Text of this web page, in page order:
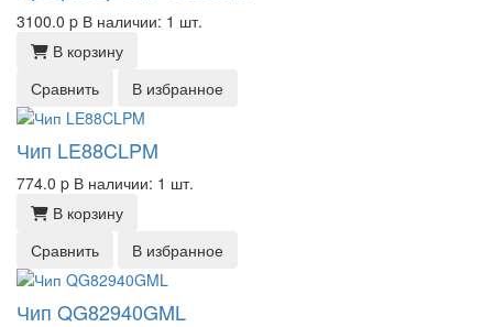
3100.0 p В наличии: 1 шт.
В корзину
Сравнить
В избранное
Чип LE88CLPM
774.0 p В наличии: 1 шт.
В корзину
Сравнить
В избранное
Чип QG82940GML